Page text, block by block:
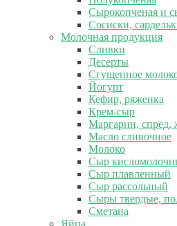
Сырокопченая и
Сосиски,
Молочная продукция
Сливки
Десерты
Сгущенное
Йогурт
Кефир, ряженка
Крем-сыр
Маргарин,
Масло сливочное
Молоко
Сыр
Сыр плавленный
Сыр рассольный
Сыры твердые,
Сметана
Яйца